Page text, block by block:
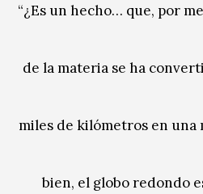
“¿Es un hecho… que, por
de la materia se ha
miles de kilómetros en una
bien, el globo redondo